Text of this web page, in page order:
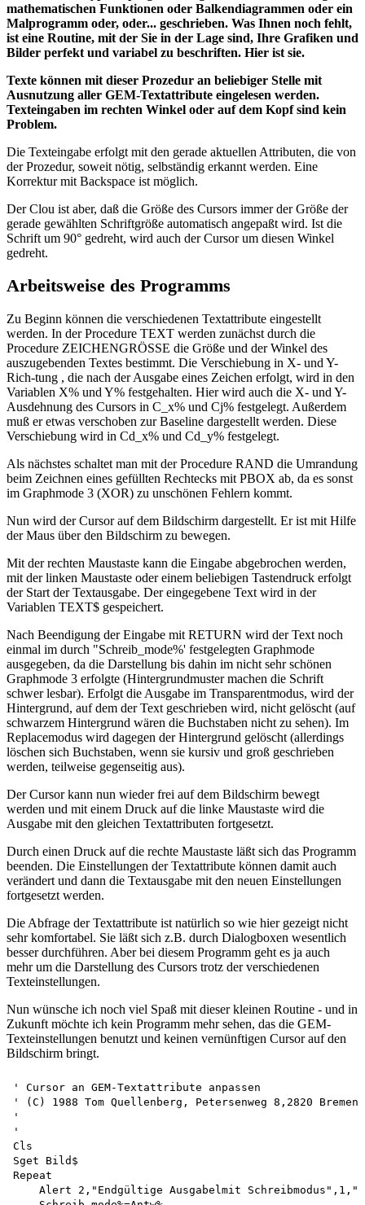
mathematischen Funktionen oder Balkendiagrammen oder ein
Malprogramm oder, oder... geschrieben. Was Ihnen noch fehlt,
ist eine Routine, mit der Sie in der Lage sind, Ihre Grafiken und
Bilder perfekt und variabel zu beschriften. Hier ist sie.
Texte können mit dieser Prozedur an beliebiger Stelle mit
Ausnutzung aller GEM-Textattribute eingelesen werden.
Texteingaben im rechten Winkel oder auf dem Kopf sind kein
Problem.
Die Texteingabe erfolgt mit den gerade aktuellen Attributen, die von
der Prozedur, soweit nötig, selbständig erkannt werden. Eine
Korrektur mit Backspace ist möglich.
Der Clou ist aber, daß die Größe des Cursors immer der Größe der
gerade gewählten Schriftgröße automatisch angepaßt wird. Ist die
Schrift um 90° gedreht, wird auch der Cursor um diesen Winkel
gedreht.
Arbeitsweise des Programms
Zu Beginn können die verschiedenen Textattribute eingestellt
werden. In der Procedure TEXT werden zunächst durch die
Procedure ZEICHENGRÖSSE die Größe und der Winkel des
auszugebenden Textes bestimmt. Die Verschiebung in X- und Y-
Rich-tung , die nach der Ausgabe eines Zeichen erfolgt, wird in den
Variablen X% und Y% festgehalten. Hier wird auch die X- und Y-
Ausdehnung des Cursors in C_x% und Cj% festgelegt. Außerdem
muß er etwas verschoben zur Baseline dargestellt werden. Diese
Verschiebung wird in Cd_x% und Cd_y% festgelegt.
Als nächstes schaltet man mit der Procedure RAND die Umrandung
beim Zeichnen eines gefüllten Rechtecks mit PBOX ab, da es sonst
im Graphmode 3 (XOR) zu unschönen Fehlern kommt.
Nun wird der Cursor auf dem Bildschirm dargestellt. Er ist mit Hilfe
der Maus über den Bildschirm zu bewegen.
Mit der rechten Maustaste kann die Eingabe abgebrochen werden,
mit der linken Maustaste oder einem beliebigen Tastendruck erfolgt
der Start der Textausgabe. Der eingegebene Text wird in der
Variablen TEXT$ gespeichert.
Nach Beendigung der Eingabe mit RETURN wird der Text noch
einmal im durch "Schreib_mode%' festgelegten Graphmode
ausgegeben, da die Darstellung bis dahin im nicht sehr schönen
Graphmode 3 erfolgte (Hintergrundmuster machen die Schrift
schwer lesbar). Erfolgt die Ausgabe im Transparentmodus, wird der
Hintergrund, auf dem der Text geschrieben wird, nicht gelöscht (auf
schwarzem Hintergrund wären die Buchstaben nicht zu sehen). Im
Replacemodus wird dagegen der Hintergrund gelöscht (allerdings
löschen sich Buchstaben, wenn sie kursiv und groß geschrieben
werden, teilweise gegenseitig aus).
Der Cursor kann nun wieder frei auf dem Bildschirm bewegt
werden und mit einem Druck auf die linke Maustaste wird die
Ausgabe mit den gleichen Textattributen fortgesetzt.
Durch einen Druck auf die rechte Maustaste läßt sich das Programm
beenden. Die Einstellungen der Textattribute können damit auch
verändert und dann die Textausgabe mit den neuen Einstellungen
fortgesetzt werden.
Die Abfrage der Textattribute ist natürlich so wie hier gezeigt nicht
sehr komfortabel. Sie läßt sich z.B. durch Dialogboxen wesentlich
besser durchführen. Aber bei diesem Programm geht es ja auch
mehr um die Darstellung des Cursors trotz der verschiedenen
Texteinstellungen.
Nun wünsche ich noch viel Spaß mit dieser kleinen Routine - und in
Zukunft möchte ich kein Programm mehr sehen, das die GEM-
Texteinstellungen benutzt und keinen vernünftigen Cursor auf den
Bildschirm bringt.
' Cursor an GEM-Textattribute anpassen
' (C) 1988 Tom Quellenberg, Petersenweg 8,2820 Bremen
'
'
Cls
Sget Bild$
Repeat
Alert 2,"Endgültige Ausgabelmit